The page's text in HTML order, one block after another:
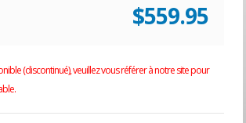
$559.95
(discontinué), veuillez vous référer à notre site pour